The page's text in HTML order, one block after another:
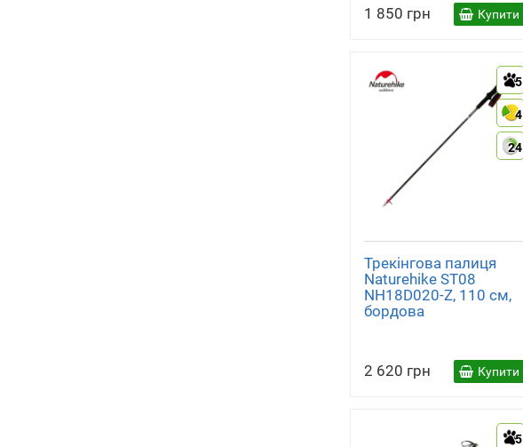
1 850 грн Купити
5
4
24
Трекінгова палиця
Naturehike ST08
NH18D020-Z, 110 см,
бордова
2 620 грн Купити
5